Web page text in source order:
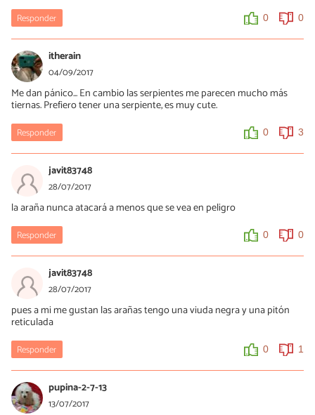
Responder 0 0
itherain
04/09/2017
Me dan pánico... En cambio las serpientes me parecen mucho más
tiernas. Prefiero tener una serpiente, es muy cute.
Responder 0 3
javit83748
28/07/2017
la araña nunca atacará a menos que se vea en peligro
Responder 0 0
javit83748
28/07/2017
pues a mi me gustan las arañas tengo una viuda negra y una pitón
reticulada
Responder 0 1
pupina-2-7-13
13/07/2017